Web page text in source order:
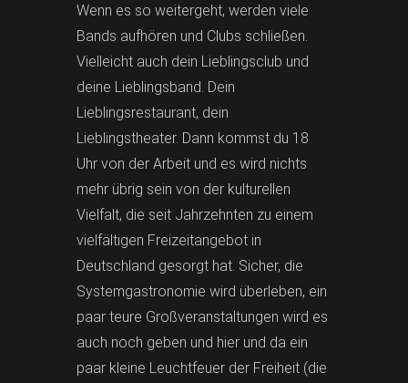
Wenn es so weitergeht, werden viele
Bands aufhören und Clubs schließen.
Vielleicht auch dein Lieblingsclub und
deine Lieblingsband. Dein
Lieblingsrestaurant, dein
Lieblingstheater. Dann kommst du 18
Uhr von der Arbeit und es wird nichts
mehr übrig sein von der kulturellen
Vielfalt, die seit Jahrzehnten zu einem
vielfältigen Freizeitangebot in
Deutschland gesorgt hat. Sicher, die
Systemgastronomie wird überleben, ein
paar teure Großveranstaltungen wird es
auch noch geben und hier und da ein
paar kleine Leuchtfeuer der Freiheit (die